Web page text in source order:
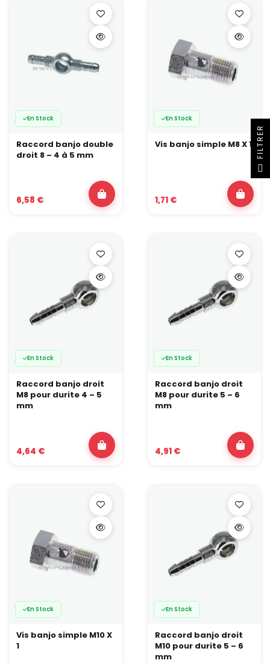
En Stock
Raccord banjo double
droit 8 – 4 à 5 mm
6,58 €
En Stock
Vis banjo simple M8 X 1
1,71 €
En Stock
Raccord banjo droit
M8 pour durite 4 – 5
mm
4,64 €
En Stock
Raccord banjo droit
M8 pour durite 5 – 6
mm
4,91 €
En Stock
Vis banjo simple M10 X
1
En Stock
Raccord banjo droit
M10 pour durite 5 – 6
mm
R